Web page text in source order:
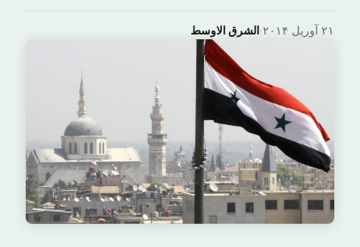
الشرق الاوسط· ۲۱ آوریل ۲۰۱۴